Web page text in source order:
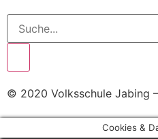
© 2020 Volksschule Jabing
Cookies &